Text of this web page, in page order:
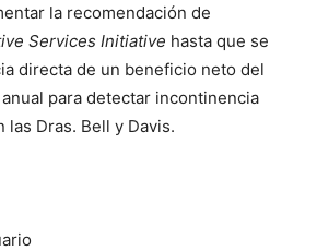
la recomendación de
Services Initiative hasta que se
directa de un beneficio neto del
para detectar incontinencia
las Dras. Bell y Davis.